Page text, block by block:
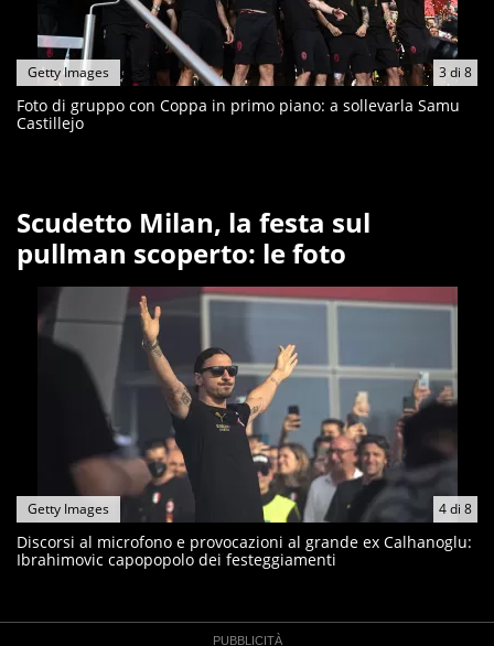
3di 8
Getty Images
Foto di gruppo con Coppa in primo piano: a sollevarla Samu
Castillejo
Scudetto Milan, la festa sul
pullman scoperto: le foto
4di 8
Getty Images
Discorsi al microfono e provocazioni al grande ex Calhanoglu:
Ibrahimovic capopopolo dei festeggiamenti